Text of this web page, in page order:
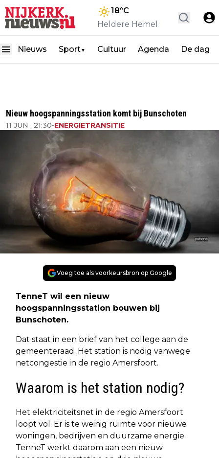
18°C
Heldere Hemel
Nieuws Sport▼ Cultuur Agenda De dag
Nieuw hoogspanningsstation komt bij Bunschoten
11 JUN , 21:30•ENERGIETRANSITIE
Voeg toe als voorkeursbron op Google
TenneT wil een nieuw
hoogspanningsstation bouwen bij
Bunschoten.
Dat staat in een brief van het college aan de
gemeenteraad. Het station is nodig vanwege
netcongestie in de regio Amersfoort.
Waarom is het station nodig?
Het elektriciteitsnet in de regio Amersfoort
loopt vol. Er is te weinig ruimte voor nieuwe
woningen, bedrijven en duurzame energie.
TenneT werkt daarom aan een nieuw